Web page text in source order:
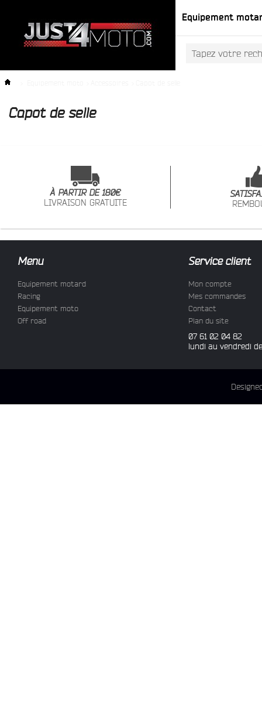
Equipement
Capot de selle
À PARTIR DE 180€
LIVRAISON GRATUITE
Menu
Equipement motard
Racing
Equipement moto
Off road
Service client
Mon compte
Mes commandes
Contact
Plan du site
07 61 02 04 82
lundi au vendredi